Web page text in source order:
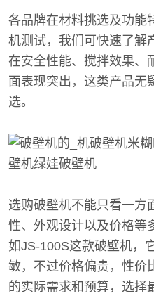
各品牌在材料挑选及功能
机测试，我们可快速了解
在安全性能、搅拌效果、
面表现突出，这类产品无
选。
选购破壁机不能只看一方
性、外观设计以及价格等
如JS-100S这款破壁机，
敏，不过价格偏贵，性价
的实际需求和预算，选择